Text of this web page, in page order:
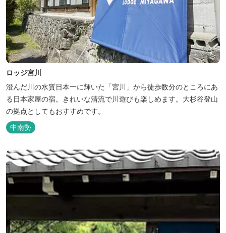
ロッジ宮川
澄んだ川の水質日本一に輝いた「宮川」から徒歩数分のところにあ
る日本家屋の宿。きれいな清流で川遊びも楽しめます。大杉谷登山
の拠点としてもおすすめです。
中南勢